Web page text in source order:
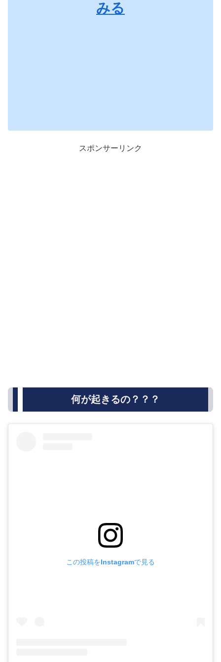
みる
スポンサーリンク
何が起きるの？？？
この投稿をInstagramで見る